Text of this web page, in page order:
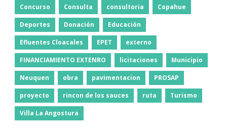
Concurso Consulta consultoria Copahue
Deportes Donación Educación
Efluentes Cloacales EPET externo
FINANCIAMIENTO EXTENRO licitaciones Municipio
Neuquen obra pavimentacion PROSAP
proyecto rincon de los sauces ruta Turismo
Villa La Angostura